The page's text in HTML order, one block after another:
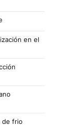
en el
de frio